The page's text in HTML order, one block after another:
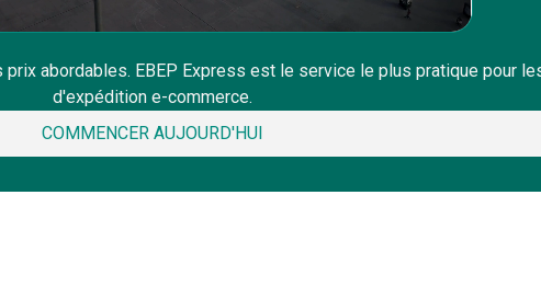
abordables. EBEP Express est le service le plus pratique pour
d'expédition e-commerce.
COMMENCER AUJOURD'HUI